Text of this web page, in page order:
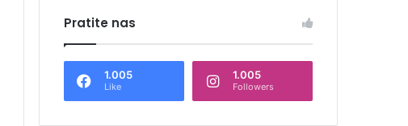
Pratite nas
1.005
Like
1.005
Followers